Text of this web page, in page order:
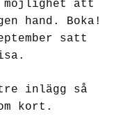
att
hand. Boka!
satt
inlägg så
kort.